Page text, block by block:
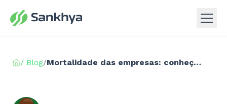
/ Blog/ Mortalidade das empresas: conheça as principais razões